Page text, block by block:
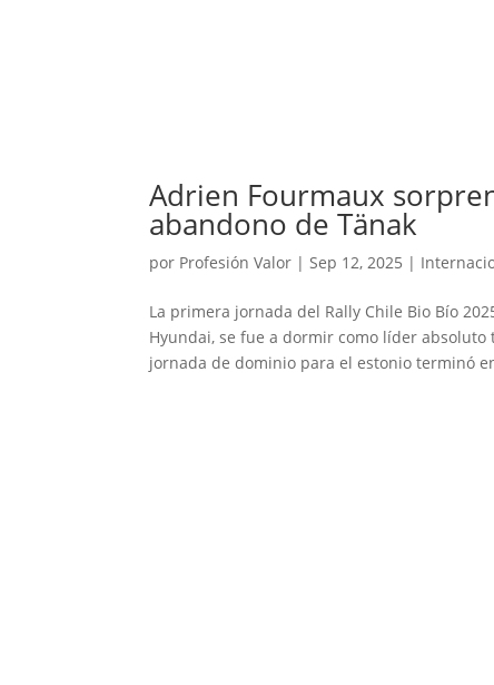
Adrien Fourmaux
abandono de Tänak
por Profesión Valor |Sep 12, 2025 |
La primera jornada del Rally Chile Bio Bío
Hyundai, se fue a dormir como líder
jornada de dominio para el estonio terminó